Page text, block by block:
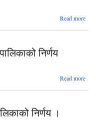
Read more
निर्णय
Read more
निर्णय ।